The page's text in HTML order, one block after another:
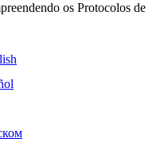
os Protocolos de